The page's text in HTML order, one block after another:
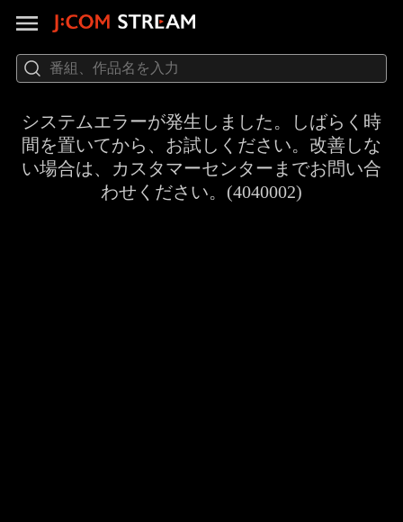
システムエラーが発生しました。しばらく時
間を置いてから、お試しください。改善しな
い場合は、カスタマーセンターまでお問い合
わせください。(4040002)